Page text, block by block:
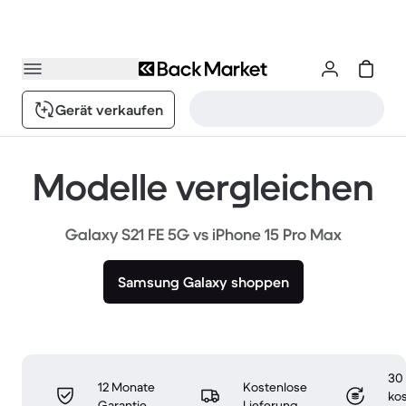
Gerät verkaufen
Modelle vergleichen
Galaxy S21 FE 5G vs iPhone 15 Pro Max
Samsung Galaxy shoppen
12 Monate
Kostenlose
30